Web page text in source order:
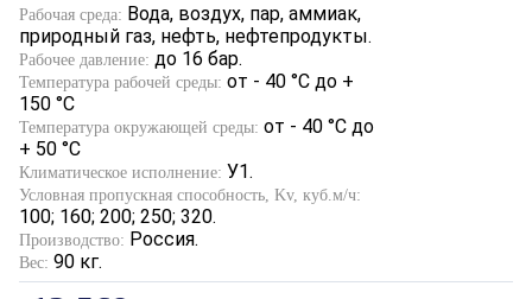
Рабочая среда: Вода, воздух, пар, аммиак,
природный газ, нефть, нефтепродукты.
Рабочее давление: до 16 бар.
Температура рабочей среды: от - 40 °С до +
150 °С
Температура окружающей среды: от - 40 °С до
+ 50 °С
Климатическое исполнение: У1.
Условная пропускная способность, Kv, куб.м/ч:
100; 160; 200; 250; 320.
Производство: Россия.
Вес: 90 кг.